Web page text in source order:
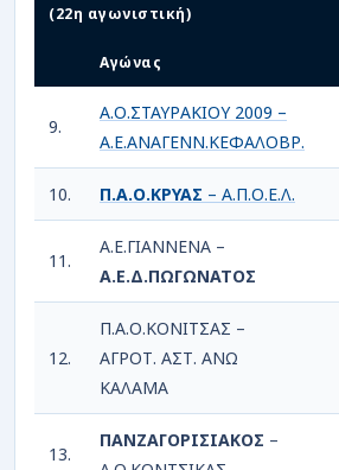
(22η αγωνιστική)
Αγώνας
9.
Α.Ο.ΣΤΑΥΡΑΚΙΟΥ 2009 –
Α.Ε.ΑΝΑΓΕΝΝ.ΚΕΦΑΛΟΒΡ.
10. Π.Α.Ο.ΚΡΥΑΣ – Α.Π.Ο.Ε.Λ.
11.
Α.Ε.ΓΙΑΝΝΕΝΑ –
Α.Ε.Δ.ΠΩΓΩΝΑΤΟΣ
12.
Π.Α.Ο.ΚΟΝΙΤΣΑΣ –
ΑΓΡΟΤ. ΑΣΤ. ΑΝΩ
ΚΑΛΑΜΑ
13.
ΠΑΝΖΑΓΟΡΙΣΙΑΚΟΣ –